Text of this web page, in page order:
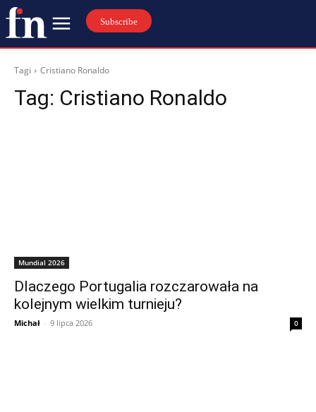
Subscribe
Tagi Cristiano Ronaldo
Tag: Cristiano Ronaldo
Mundial 2026
Dlaczego Portugalia rozczarowała na
kolejnym wielkim turnieju?
Michał - 9 lipca 2026 0